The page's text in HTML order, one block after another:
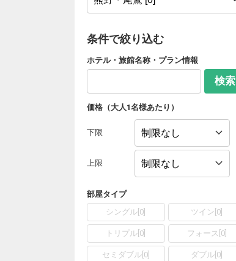
条件で絞り込む
ホテル・旅館名称・プラン情報
検索
価格（大人1名様あたり）
下限
上限
部屋タイプ
シングル 0 ツイン 0
トリプル 0 フォース 0]
セミダブル[ 0] ダブル 0